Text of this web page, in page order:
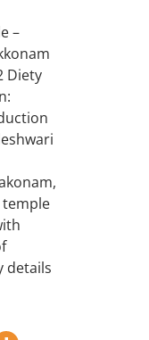
–
Diety
temple
details